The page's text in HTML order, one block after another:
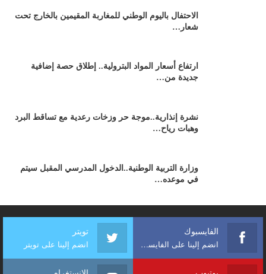
الاحتفال باليوم الوطني للمغاربة المقيمين بالخارج تحت
شعار…
ارتفاع أسعار المواد البترولية.. إطلاق حصة إضافية
جديدة من…
نشرة إنذارية..موجة حر وزخات رعدية مع تساقط البرد
وهبات رياح…
وزارة التربية الوطنية..الدخول المدرسي المقبل سیتم
في موعده…
الفايسبوك
انضم إلينا على الفايسبوك
تويتر
انضم إلينا على تويتر